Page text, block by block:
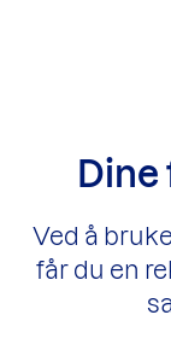
Dine
Ved å
får du en